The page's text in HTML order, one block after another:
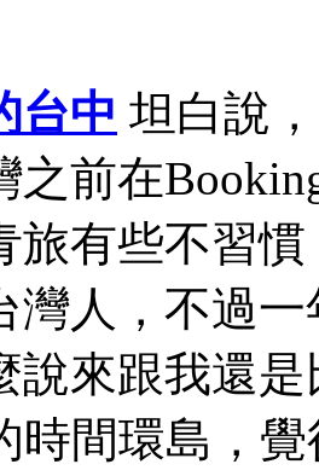
台中 坦白說
之前在
旅有些不習
灣人，不過
說來跟我還
時間環島，